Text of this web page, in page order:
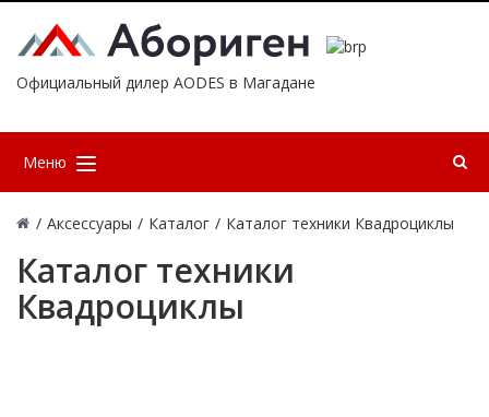
Официальный дилер AODES в Магадане
Меню
/ Аксессуары / Каталог / Каталог техники Квадроциклы
Каталог техники
Квадроциклы